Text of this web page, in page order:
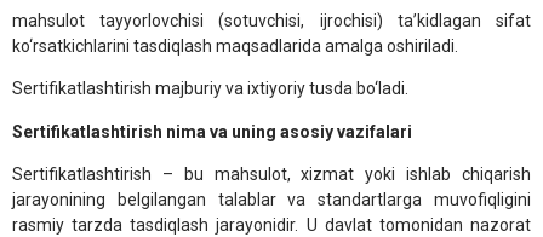
mahsulot tayyorlovchisi (sotuvchisi, ijrochisi) ta’kidlagan sifat
ko‘rsatkichlarini tasdiqlash maqsadlarida amalga oshiriladi.
Sertifikatlashtirish majburiy va ixtiyoriy tusda bo‘ladi.
Sertifikatlashtirish nima va uning asosiy vazifalari
Sertifikatlashtirish – bu mahsulot, xizmat yoki ishlab chiqarish
jarayonining belgilangan talablar va standartlarga muvofiqligini
rasmiy tarzda tasdiqlash jarayonidir. U davlat tomonidan nazorat